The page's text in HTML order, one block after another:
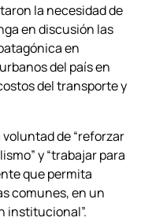
la necesidad de
en discusión las
en
del país en
del transporte y
de “reforzar
y “trabajar para
que permita
comunes, en un
institucional”.